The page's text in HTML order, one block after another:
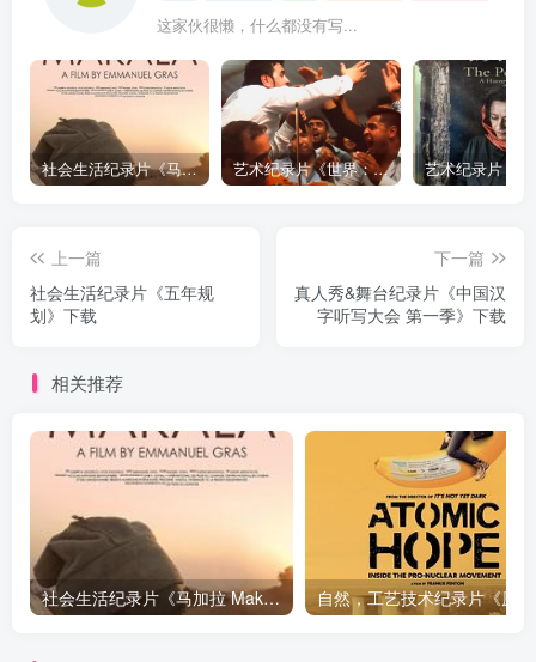
这家伙很懒，什么都没有写...
社会生活纪录片《马加拉 Makala》下载 艺术纪录片《世界：新吉普赛之王 This World: The New Gypsy Kings》下载
上一篇
社会生活纪录片《五年规
划》下载
下一篇
真人秀&舞台纪录片《中国汉
字听写大会 第一季》下载
相关推荐
社会生活纪录片《马加拉 Makala》下载